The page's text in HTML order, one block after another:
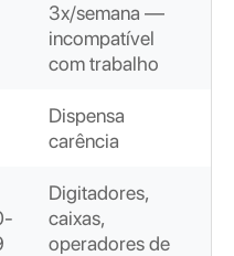
3x/semana —
incompatível
com trabalho
Dispensa
carência
Digitadores,
caixas,
operadores de